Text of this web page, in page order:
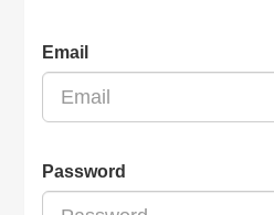
Email
Password